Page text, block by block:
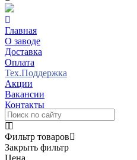
Главная
О заводе
Доставка
Оплата
Тех.Поддержка
Акции
Вакансии
Контакты
Фильтр товаров
Закрыть фильтр
Цена